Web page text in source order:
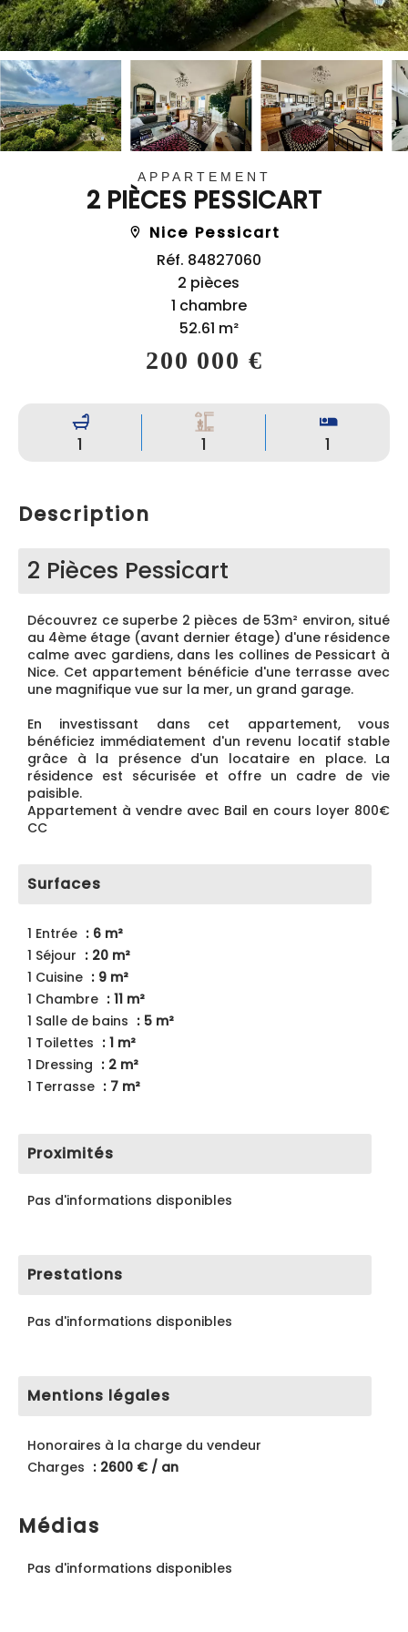
APPARTEMENT
2 PIÈCES PESSICART
Nice Pessicart
Réf. 84827060
2 pièces
1 chambre
52.61 m²
200 000 €
1 1 1
Description
2 Pièces Pessicart
Découvrez ce superbe 2 pièces de 53m² environ, situé
au 4ème étage (avant dernier étage) d'une résidence
calme avec gardiens, dans les collines de Pessicart à
Nice. Cet appartement bénéficie d'une terrasse avec
une magnifique vue sur la mer, un grand garage.
En investissant dans cet appartement, vous
bénéficiez immédiatement d'un revenu locatif stable
grâce à la présence d'un locataire en place. La
résidence est sécurisée et offre un cadre de vie
paisible.
Appartement à vendre avec Bail en cours loyer 800€
CC
Surfaces
1 Entrée
6 m²
1 Séjour
20 m²
1 Cuisine
9 m²
1 Chambre
11 m²
1 Salle de bains
5 m²
1 Toilettes
1 m²
1 Dressing
2 m²
1 Terrasse
7 m²
Proximités
Pas d'informations disponibles
Prestations
Pas d'informations disponibles
Mentions légales
Honoraires à la charge du vendeur
Charges
2600 € / an
Médias
Pas d'informations disponibles